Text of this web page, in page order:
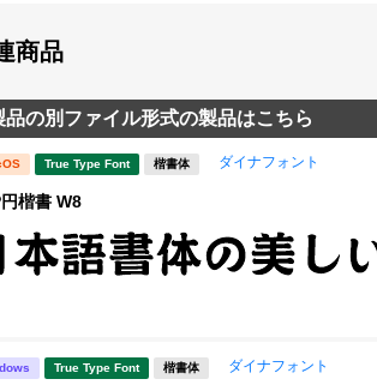
商品
品の別ファイル形式の製品はこちら
True Type Font 楷書体 ダイナフォント
楷書 W8
True Type Font 楷書体 ダイナフォント